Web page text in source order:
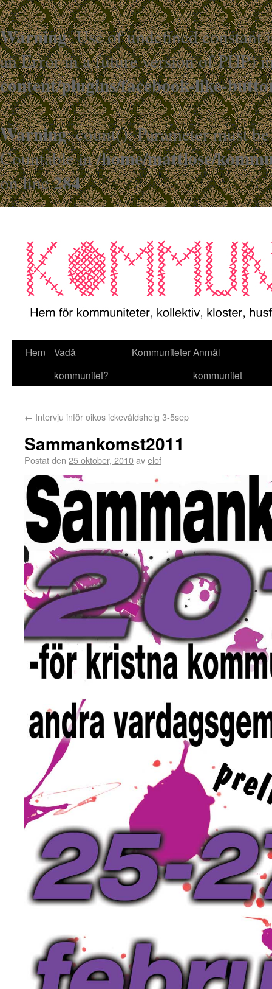
Warning: Use of undefined
an Error in a future version of PHP)
content/plugins/facebook-like-
Warning: count(): Parameter must
Countable in/home/mattlose/
on line284
Hem
Vadå
kommunitet?
KommuniteterAnmäl
kommunitet
← Intervju inför oikos ickevåldshelg 3-5sep
Sammankomst2011
Postat den 25 oktober, 2010avelof